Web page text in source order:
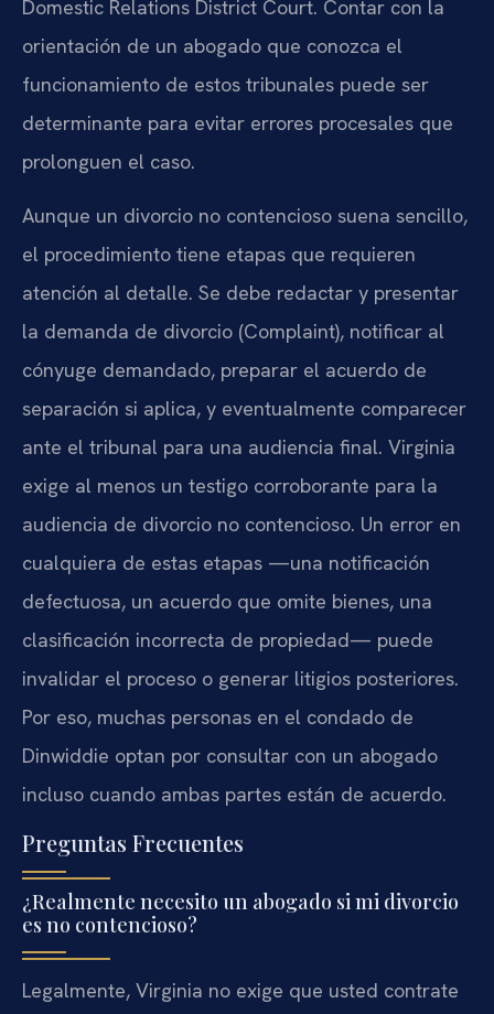
Domestic Relations District Court. Contar con la
orientación de un abogado que conozca el
funcionamiento de estos tribunales puede ser
determinante para evitar errores procesales que
prolonguen el caso.
Aunque un divorcio no contencioso suena sencillo,
el procedimiento tiene etapas que requieren
atención al detalle. Se debe redactar y presentar
la demanda de divorcio (Complaint), notificar al
cónyuge demandado, preparar el acuerdo de
separación si aplica, y eventualmente comparecer
ante el tribunal para una audiencia final. Virginia
exige al menos un testigo corroborante para la
audiencia de divorcio no contencioso. Un error en
cualquiera de estas etapas —una notificación
defectuosa, un acuerdo que omite bienes, una
clasificación incorrecta de propiedad— puede
invalidar el proceso o generar litigios posteriores.
Por eso, muchas personas en el condado de
Dinwiddie optan por consultar con un abogado
incluso cuando ambas partes están de acuerdo.
Preguntas Frecuentes
¿Realmente necesito un abogado si mi divorcio
es no contencioso?
Legalmente, Virginia no exige que usted contrate